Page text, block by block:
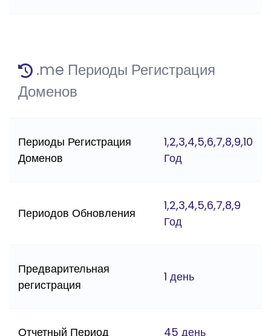
.me Периоды Регистрация
Доменов
Периоды Регистрация
Доменов
1,2,3,4,5,6,7,8,9,10
Год
Периодов Обновления
1,2,3,4,5,6,7,8,9
Год
Предварительная
регистрация
1 день
Отчетный Период 45 день